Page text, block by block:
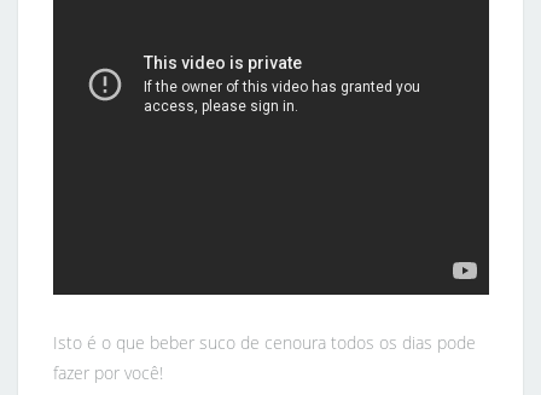
Isto é o que beber suco de cenoura todos os dias pode
fazer por você!